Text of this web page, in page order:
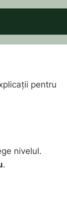
pentru
nivelul.
.